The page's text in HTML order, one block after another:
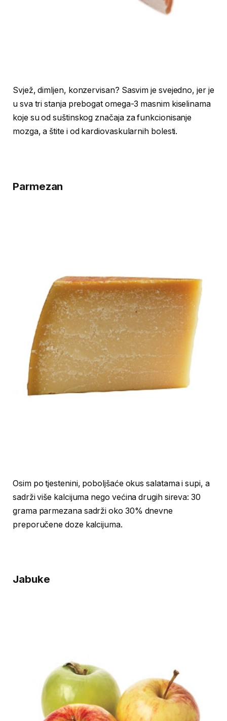
Svjež, dimljen, konzervisan? Sasvim je svejedno, jer je
u sva tri stanja prebogat omega-3 masnim kiselinama
koje su od suštinskog značaja za funkcionisanje
mozga, a štite i od kardiovaskularnih bolesti.
Parmezan
Osim po tjestenini, poboljšaće okus salatama i supi, a
sadrži više kalcijuma nego većina drugih sireva: 30
grama parmezana sadrži oko 30% dnevne
preporučene doze kalcijuma.
Jabuke